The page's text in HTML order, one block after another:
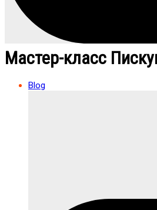
Мастер-класс
Blog